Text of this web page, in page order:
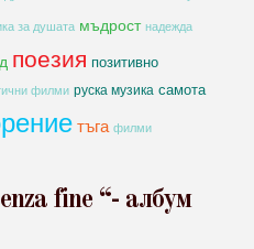
за душата мъдрост надежда
поезия позитивно
филми руска музика самота
тъга филми
fine “- албум